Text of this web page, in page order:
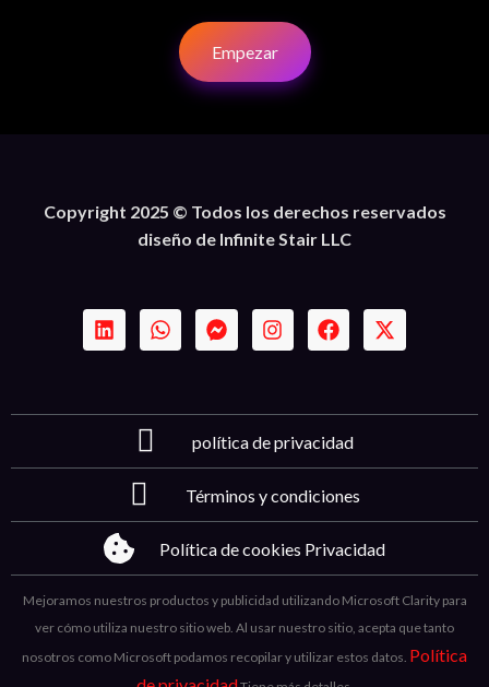
Empezar
Copyright 2025 © Todos los derechos reservados
diseño de Infinite Stair LLC
política de privacidad
Términos y condiciones
Política de cookies Privacidad
Mejoramos nuestros productos y publicidad utilizando Microsoft Clarity para
ver cómo utiliza nuestro sitio web. Al usar nuestro sitio, acepta que tanto
nosotros como Microsoft podamos recopilar y utilizar estos datos. Política